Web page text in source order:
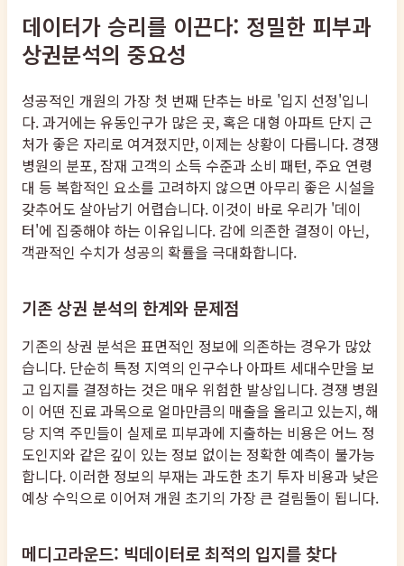
데이터가 승리를 이끈다: 정밀한 피부과
상권분석의 중요성
성공적인 개원의 가장 첫 번째 단추는 바로 '입지 선정'입니
다. 과거에는 유동인구가 많은 곳, 혹은 대형 아파트 단지 근
처가 좋은 자리로 여겨졌지만, 이제는 상황이 다릅니다. 경쟁
병원의 분포, 잠재 고객의 소득 수준과 소비 패턴, 주요 연령
대 등 복합적인 요소를 고려하지 않으면 아무리 좋은 시설을
갖추어도 살아남기 어렵습니다. 이것이 바로 우리가 '데이
터'에 집중해야 하는 이유입니다. 감에 의존한 결정이 아닌,
객관적인 수치가 성공의 확률을 극대화합니다.
기존 상권 분석의 한계와 문제점
기존의 상권 분석은 표면적인 정보에 의존하는 경우가 많았
습니다. 단순히 특정 지역의 인구수나 아파트 세대수만을 보
고 입지를 결정하는 것은 매우 위험한 발상입니다. 경쟁 병원
이 어떤 진료 과목으로 얼마만큼의 매출을 올리고 있는지, 해
당 지역 주민들이 실제로 피부과에 지출하는 비용은 어느 정
도인지와 같은 깊이 있는 정보 없이는 정확한 예측이 불가능
합니다. 이러한 정보의 부재는 과도한 초기 투자 비용과 낮은
예상 수익으로 이어져 개원 초기의 가장 큰 걸림돌이 됩니다.
메디고라운드: 빅데이터로 최적의 입지를 찾다